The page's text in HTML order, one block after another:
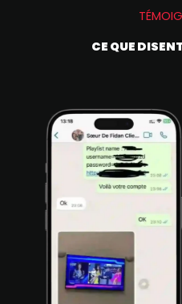
CE QUE